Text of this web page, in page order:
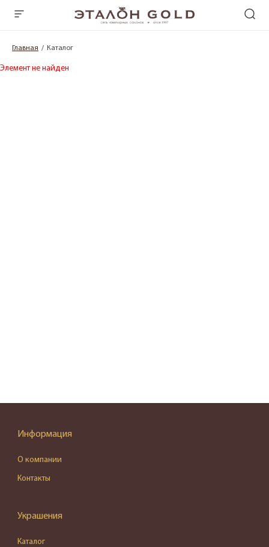
Главная Каталог
Элемент не найден
Информация
О компании
Контакты
Украшения
Каталог